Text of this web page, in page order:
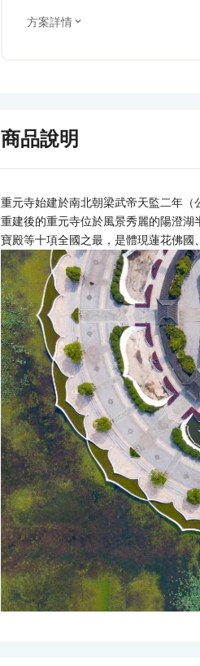
方案詳情
商品說明
重元寺始建於南北朝梁武帝天監二年（
重建後的重元寺位於風景秀麗的陽澄
寶殿等十項全國之最，是體現蓮花佛國